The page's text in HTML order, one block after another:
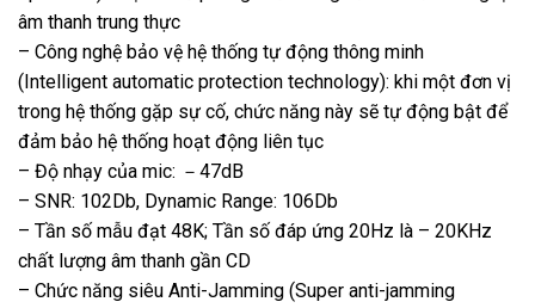
âm thanh trung thực
– Công nghệ bảo vệ hệ thống tự động thông minh
(Intelligent automatic protection technology): khi một đơn vị
trong hệ thống gặp sự cố, chức năng này sẽ tự động bật để
đảm bảo hệ thống hoạt động liên tục
– Độ nhạy của mic: －47dB
– SNR: 102Db, Dynamic Range: 106Db
– Tần số mẫu đạt 48K; Tần số đáp ứng 20Hz là – 20KHz
chất lượng âm thanh gần CD
– Chức năng siêu Anti-Jamming (Super anti-jamming